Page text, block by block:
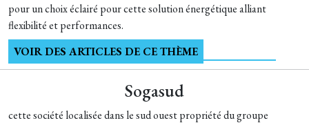
pour un choix éclairé pour cette solution énergétique alliant
flexibilité et performances.
VOIR DES ARTICLES DE CE THÈME
Sogasud
cette société localisée dans le sud ouest propriété du groupe